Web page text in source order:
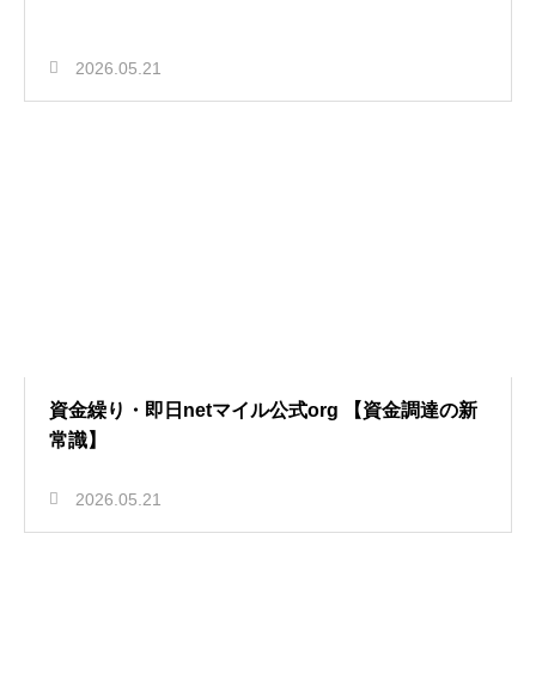
2026.05.21
資金繰り・即日netマイル公式org 【資金調達の新
常識】
2026.05.21